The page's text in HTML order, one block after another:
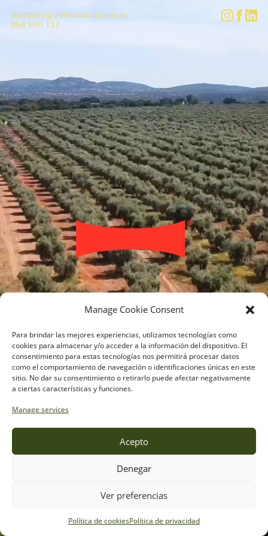
Manage Cookie Consent
Para brindar las mejores experiencias, utilizamos tecnologías como
cookies para almacenar y/o acceder a la información del dispositivo. El
consentimiento para estas tecnologías nos permitirá procesar datos
como el comportamiento de navegación o identificaciones únicas en este
sitio. No dar su consentimiento o retirarlo puede afectar negativamente
a ciertas características y funciones.
Manage services
Acepto
Denegar
Ver preferencias
Política de cookiesPolítica de privacidad
manzano@aceitesmanzano.es
968 600 112
Aceites de oliva y semillas
Desde 1966
la buena cocina
Próximamente nueva web